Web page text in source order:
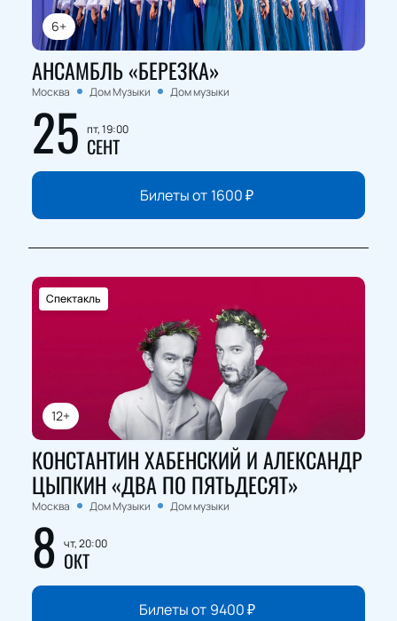
6+
АНСАМБЛЬ «БЕРЕЗКА»
Москва Дом Музыки Дом музыки
25 пт, 19:00
СЕНТ
Билеты от 1600₽
12+
Спектакль
КОНСТАНТИН ХАБЕНСКИЙ И АЛЕКСАНДР
ЦЫПКИН «ДВА ПО ПЯТЬДЕСЯТ»
Москва Дом Музыки Дом музыки
8 чт, 20:00
ОКТ
Билеты от 9400₽